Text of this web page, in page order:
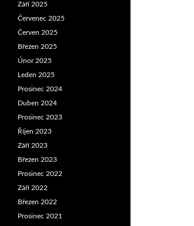
Září 2025
Červenec 2025
Červen 2025
Březen 2025
Únor 2025
Leden 2025
Prosinec 2024
Duben 2024
Prosinec 2023
Říjen 2023
Září 2023
Březen 2023
Prosinec 2022
Září 2022
Březen 2022
Prosinec 2021